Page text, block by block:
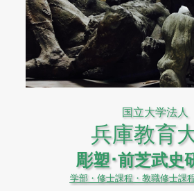
国立大学法人
兵庫教育
彫塑･前芝武史
学部・修士課程・教職修士課